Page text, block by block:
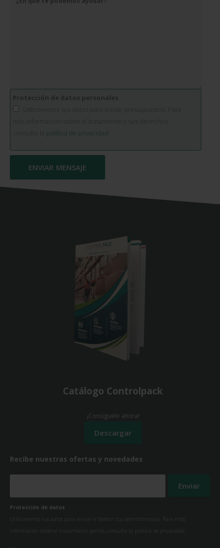
política de privacidad
Recibe nuestras ofertas y novedades
Protección de datos
Utilizaremos tus datos para enviar el boletín tus derinformativo. Para más
información sobre el tratamiento yechos, consulta la política de privacidad
Catálogo Controlpack
¡Consíguelo ahora!